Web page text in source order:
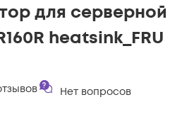
Вопросы и
База знаний
для
heatsink_FRU
Нет вопросов